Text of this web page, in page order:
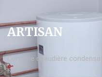
ARTISAN
Contrôle chaudière